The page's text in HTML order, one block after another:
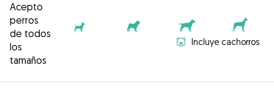
Acepto
perros
de todos
los
tamaños
Incluye cachorros